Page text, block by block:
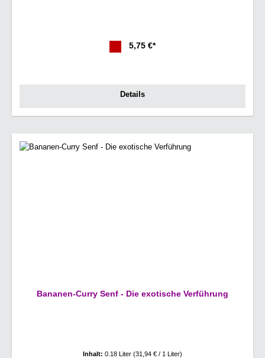
5,75 €*
Details
Bananen-Curry Senf - Die exotische Verführung
Inhalt: 0.18 Liter (31,94 € / 1 Liter)